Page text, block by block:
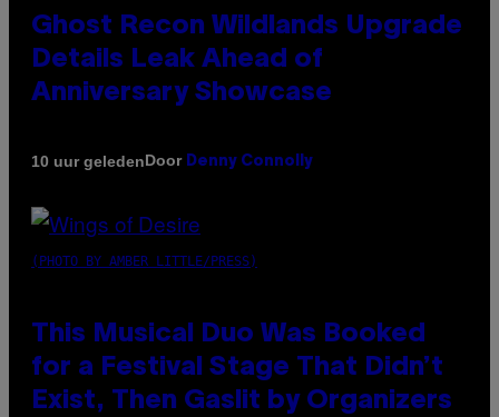
Ghost Recon Wildlands Upgrade
Details Leak Ahead of
Anniversary Showcase
10 uur geledenDoor Denny Connolly
(PHOTO BY AMBER LITTLE/PRESS)
This Musical Duo Was Booked
for a Festival Stage That Didn’t
Exist, Then Gaslit by Organizers